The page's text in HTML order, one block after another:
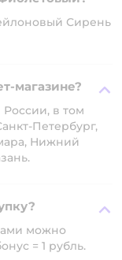
Сирень
магазине?
в том
Петербург,
Нижний
можно
= 1 рубль.